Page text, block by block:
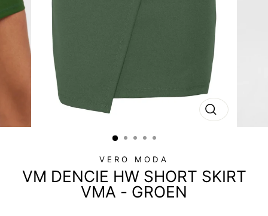
SLUIT
VERO MODA
VM DENCIE HW SHORT SKIRT
VMA - GROEN